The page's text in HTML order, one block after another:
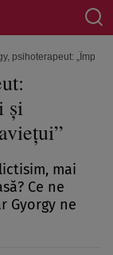
psihoterapeut:
şi
mai
Ce ne
Gyorgy ne